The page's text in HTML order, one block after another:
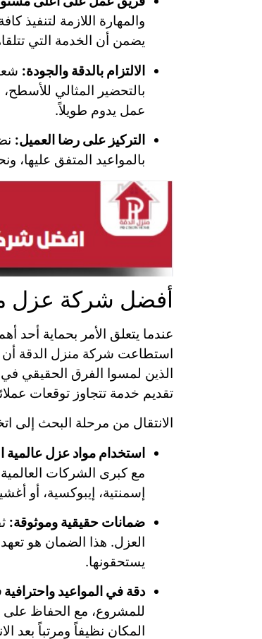
والمهارة اللازمة لتنفيذ
يضمن أن الخدمة التي
الالتزام بالدقة والجودة:
بالتحضير المثالي
عمل يدوم طويلاً.
التركيز على رضا العميل:
بالمواعيد المتفق
أفضل شركة عزل
عندما يتعلق الأمر بحماية
استطاعت شركة منزل الدقة أن
الذين لمسوا الفرق الحقيقي
تقديم خدمة تتجاوز توقعات
الانتقال من مرحلة البحث إلى
استخدام مواد عزل
مع كبرى الشركات
إسمنتية، إيبوكسية، أو
ضمانات حقيقية وموثوقة:
العزل. هذا الضمان هو تعهد
يستحقونها.
دقة في المواعيد
للمشروع، مع الحفاظ على
المكان نظيفاً ومرتباً بعد